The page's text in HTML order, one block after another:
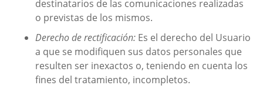
destinatarios de las comunicaciones realizadas
o previstas de los mismos.
Derecho de rectificación: Es el derecho del Usuario
a que se modifiquen sus datos personales que
resulten ser inexactos o, teniendo en cuenta los
fines del tratamiento, incompletos.